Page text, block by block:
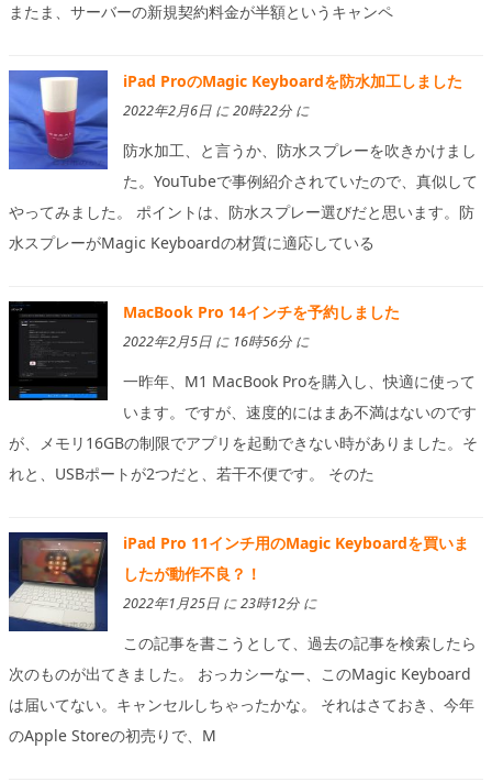
またま、サーバーの新規契約料金が半額というキャンペ
iPad ProのMagic Keyboardを防水加工しました
2022年2月6日 に 20時22分 に
防水加工、と言うか、防水スプレーを吹きかけまし
た。YouTubeで事例紹介されていたので、真似して
やってみました。 ポイントは、防水スプレー選びだと思います。防
水スプレーがMagic Keyboardの材質に適応している
MacBook Pro 14インチを予約しました
2022年2月5日 に 16時56分 に
一昨年、M1 MacBook Proを購入し、快適に使って
います。ですが、速度的にはまあ不満はないのです
が、メモリ16GBの制限でアプリを起動できない時がありました。そ
れと、USBポートが2つだと、若干不便です。 そのた
iPad Pro 11インチ用のMagic Keyboardを買いま
したが動作不良？！
2022年1月25日 に 23時12分 に
この記事を書こうとして、過去の記事を検索したら
次のものが出てきました。 おっカシーなー、このMagic Keyboard
は届いてない。キャンセルしちゃったかな。 それはさておき、今年
のApple Storeの初売りで、M